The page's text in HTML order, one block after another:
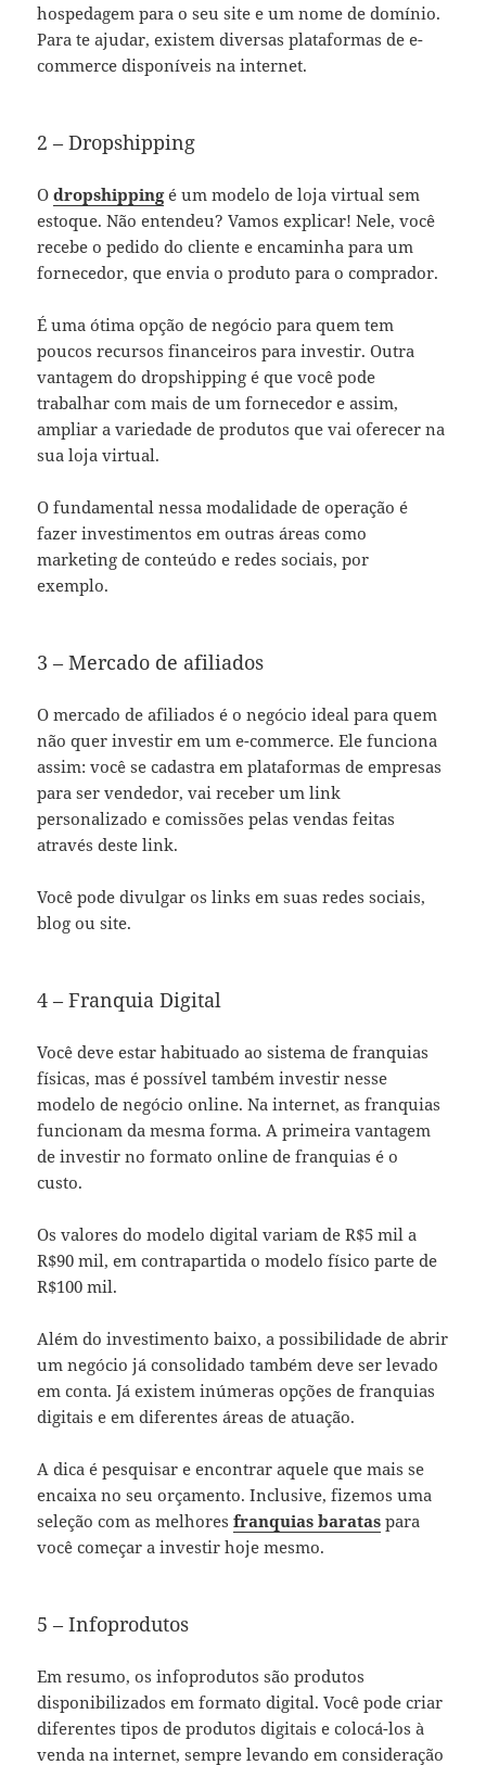
hospedagem para o seu site e um nome de domínio.
Para te ajudar, existem diversas plataformas de e-
commerce disponíveis na internet.
2 – Dropshipping
Odropshippingé um modelo de loja virtual sem
estoque. Não entendeu? Vamos explicar! Nele, você
recebe o pedido do cliente e encaminha para um
fornecedor, que envia o produto para o comprador.
É uma ótima opção de negócio para quem tem
poucos recursos financeiros para investir. Outra
vantagem do dropshipping é que você pode
trabalhar com mais de um fornecedor e assim,
ampliar a variedade de produtos que vai oferecer na
sua loja virtual.
O fundamental nessa modalidade de operação é
fazer investimentos em outras áreas como
marketing de conteúdo e redes sociais, por
exemplo.
3 – Mercado de afiliados
O mercado de afiliados é o negócio ideal para quem
não quer investir em um e-commerce. Ele funciona
assim: você se cadastra em plataformas de empresas
para ser vendedor, vai receber um link
personalizado e comissões pelas vendas feitas
através deste link.
Você pode divulgar os links em suas redes sociais,
blog ou site.
4 – Franquia Digital
Você deve estar habituado ao sistema de franquias
físicas, mas é possível também investir nesse
modelo de negócio online. Na internet, as franquias
funcionam da mesma forma. A primeira vantagem
de investir no formato online de franquias é o
custo.
Os valores do modelo digital variam de R$5 mil a
R$90 mil, em contrapartida o modelo físico parte de
R$100 mil.
Além do investimento baixo, a possibilidade de abrir
um negócio já consolidado também deve ser levado
em conta. Já existem inúmeras opções de franquias
digitais e em diferentes áreas de atuação.
A dica é pesquisar e encontrar aquele que mais se
encaixa no seu orçamento. Inclusive, fizemos uma
seleção com as melhoresfranquias baratas para
você começar a investir hoje mesmo.
5 – Infoprodutos
Em resumo, os infoprodutos são produtos
disponibilizados em formato digital. Você pode criar
diferentes tipos de produtos digitais e colocá-los à
venda na internet, sempre levando em consideração